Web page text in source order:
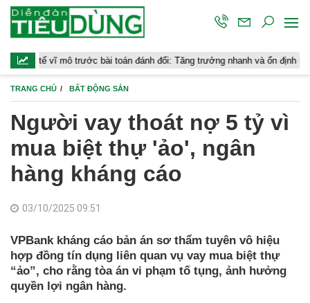
bài toán đánh đổi: Tăng trưởng nhanh và ổn định bền vững
TRANG CHỦ BẤT ĐỘNG SẢN
Người vay thoát nợ 5 tỷ vì
mua biệt thự 'ảo', ngân
hàng kháng cáo
03/10/2025 09:51
VPBank kháng cáo bản án sơ thẩm tuyên vô hiệu
hợp đồng tín dụng liên quan vụ vay mua biệt thự
“ảo”, cho rằng tòa án vi phạm tố tụng, ảnh hưởng
quyền lợi ngân hàng.